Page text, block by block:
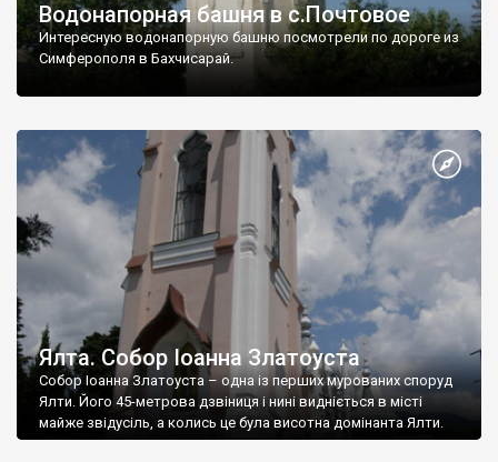
Водонапорная башня в с.Почтовое
Интересную водонапорную башню посмотрели по дороге из
Симферополя в Бахчисарай.
Ялта. Собор Іоанна Златоуста
Собор Іоанна Златоуста – одна із перших мурованих споруд
Ялти. Його 45-метрова дзвіниця і нині видніється в місті
майже звідусіль, а колись це була висотна домінанта Ялти.